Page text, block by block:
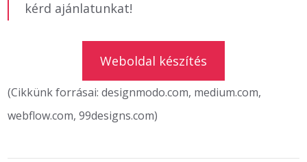
kérd ajánlatunkat!
Weboldal készítés
(Cikkünk forrásai: designmodo.com, medium.com,
webflow.com, 99designs.com)